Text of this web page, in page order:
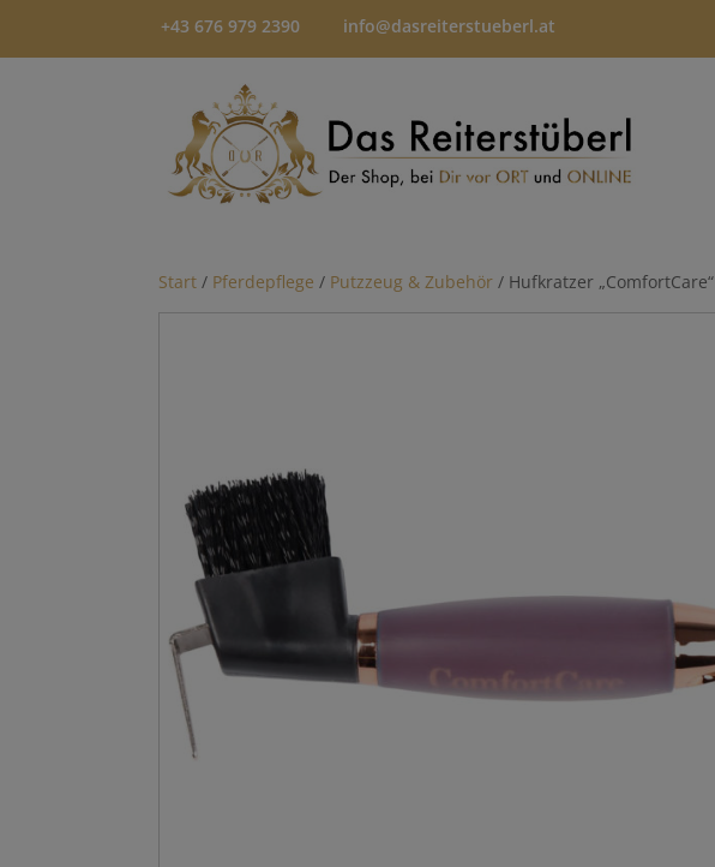
+43 676 979 2390 info@dasreiterstueberl.at
Start / Pferdepflege / Putzzeug & Zubehör / Hufkratzer „ComfortCare“